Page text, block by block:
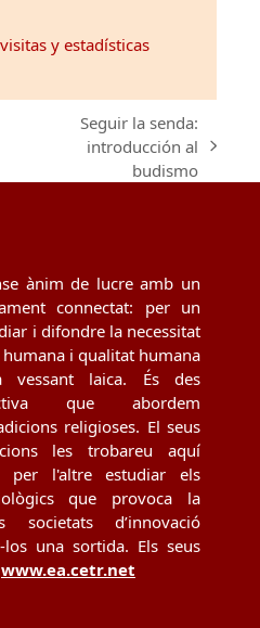
post:
Seguir la senda:
introducción al
budismo
ànim de lucre amb un
connectat: per un
i difondre la necessitat
i qualitat humana
vessant laica. És des
que abordem
religioses. El seus
les trobareu aquí
l'altre estudiar els
que provoca la
d’innovació
los una sortida. Els seus
www.ea.cetr.net